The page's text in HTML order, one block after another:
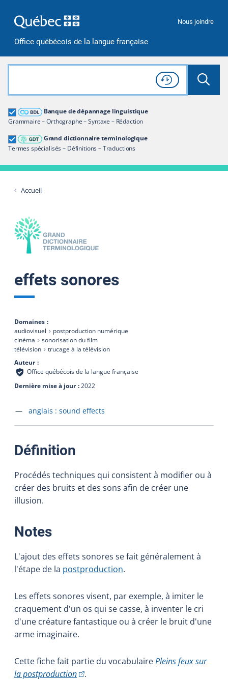
Office québécois de la langue française
Nous joindre
Rechercher dans tout le site
Lancer
Consulter l'
Historique
de recherche
Banque de dépannage linguistique
Grammaire – Orthographe – Syntaxe – Rédaction
Grand dictionnaire terminologique
Termes spécialisés – Définitions – Traductions
Grand dictionnaire terminologique
Restreindre aux termes
Accueil
effets sonores
Domaines
audiovisuel
postproduction numérique
cinéma
sonorisation du film
télévision
trucage à la télévision
Auteur
Office québécois de la langue française
Dernière mise à jour 2022
Accéder à la fiche en
anglais : sound effects
Définition
Procédés techniques qui consistent à modifier ou à
créer des bruits et des sons afin de créer une
illusion.
Notes:
L'ajout des effets sonores se fait généralement à
l'étape de la postproduction.
Les effets sonores visent, par exemple, à imiter le
craquement d'un os qui se casse, à inventer le cri
d'une créature fantastique ou à créer le bruit d'une
arme imaginaire.
Cette fiche fait partie du vocabulairePleins feux sur
la postproduction(Cet hyperlien externe s'ouvrira dans une
.